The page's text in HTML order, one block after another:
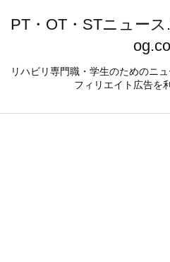
PT・OT・STニュー
リハビリ専門職・学生のためのニ
フィリエイト広告を